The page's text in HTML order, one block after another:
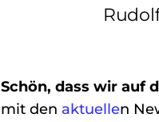
Schön, dass wir auf
mit den aktuellen